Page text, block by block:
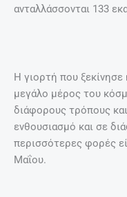
ανταλλάσσονται 133
Η γιορτή που
μεγάλο μέρος του
διάφορους τρόπους
ενθουσιασμό και σε
περισσότερες φορές
Μαΐου.